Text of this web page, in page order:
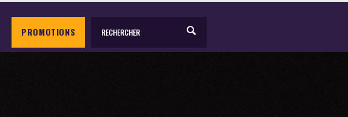
PROMOTIONS